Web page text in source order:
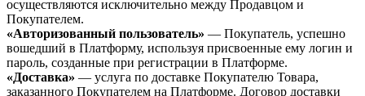
осуществляются исключительно между Продавцом и
Покупателем.
«Авторизованный пользователь» — Покупатель, успешно
вошедший в Платформу, используя присвоенные ему логин и
пароль, созданные при регистрации в Платформе.
«Доставка» — услуга по доставке Покупателю Товара,
заказанного Покупателем на Платформе. Договор доставки